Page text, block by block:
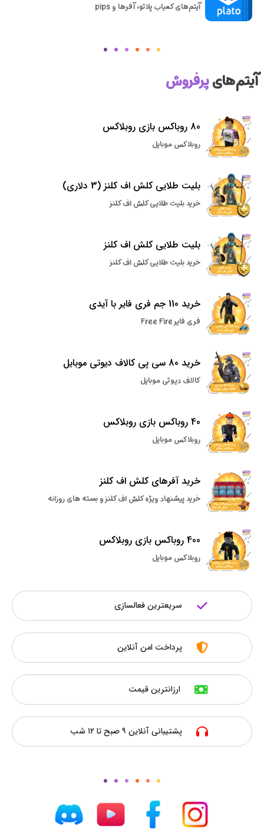
آیتم‌های کمیاب پلاتو، آفرها و pips
آیتم‌هایپرفروش
80 روباکس بازی روبلاکس
روبلاکس موبایل
بلیت طلایی کلش اف کلنز (3 دلاری)
خرید بلیت طلایی کلش اف کلنز
بلیت طلایی کلش اف کلنز
خرید بلیت طلایی کلش اف کلنز
خرید 110 جم فری فایر با آیدی
فری فایر Free Fire
خرید 80 سی پی کالاف دیوتی موبایل
کالاف دیوتی موبایل
40 روباکس بازی روبلاکس
روبلاکس موبایل
خرید آفرهای کلش اف کلنز
خرید پیشنهاد ویژه کلش اف کلنز و بسته های روزانه
400 روباکس بازی روبلاکس
روبلاکس موبایل
سریعترین فعالسازی
پرداخت امن آنلاین
ارزانترین قیمت
پشتیبانی آنلاین ۹ صبح تا ۱۲ شب